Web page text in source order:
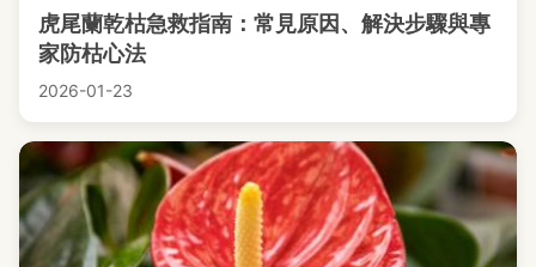
虎尾蘭乾枯急救指南：常見原因、解決步驟與專
家防枯心法
2026-01-23